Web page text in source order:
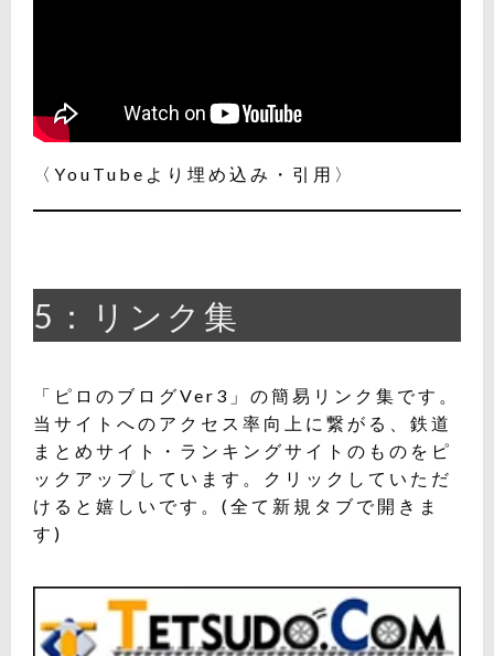
〈YouTubeより埋め込み・引用〉
5：リンク集
「ピロのブログVer3」の簡易リンク集です。
当サイトへのアクセス率向上に繋がる、鉄道
まとめサイト・ランキングサイトのものをピ
ックアップしています。クリックしていただ
けると嬉しいです。(全て新規タブで開きま
す)